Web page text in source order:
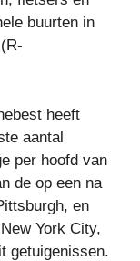
buurten in
heeft
aantal
per hoofd van
de op een na
en
York City,
getuigenissen.